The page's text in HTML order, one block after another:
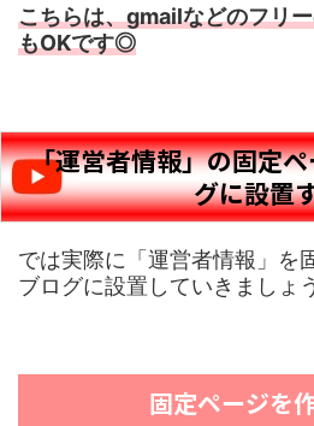
こちらは、gmailなどのフリ
もOKです◎
「運営者情報」の固定
グに設置
では実際に「運営者情報」を
ブログに設置していきましょ
固定ページを